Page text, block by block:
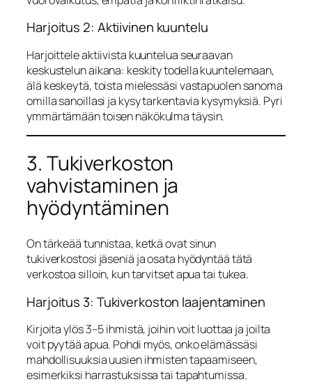
Harjoitus 2: Aktiivinen kuuntelu
Harjoittele aktiivista kuuntelua seuraavan
keskustelun aikana: keskity todella kuuntelemaan,
älä keskeytä, toista mielessäsi vastapuolen sanoma
omilla sanoillasi ja kysy tarkentavia kysymyksiä. Pyri
ymmärtämään toisen näkökulma täysin.
3. Tukiverkoston
vahvistaminen ja
hyödyntäminen
On tärkeää tunnistaa, ketkä ovat sinun
tukiverkostosi jäseniä ja osata hyödyntää tätä
verkostoa silloin, kun tarvitset apua tai tukea.
Harjoitus 3: Tukiverkoston laajentaminen
Kirjoita ylös 3–5 ihmistä, joihin voit luottaa ja joilta
voit pyytää apua. Pohdi myös, onko elämässäsi
mahdollisuuksia uusien ihmisten tapaamiseen,
esimerkiksi harrastuksissa tai tapahtumissa.